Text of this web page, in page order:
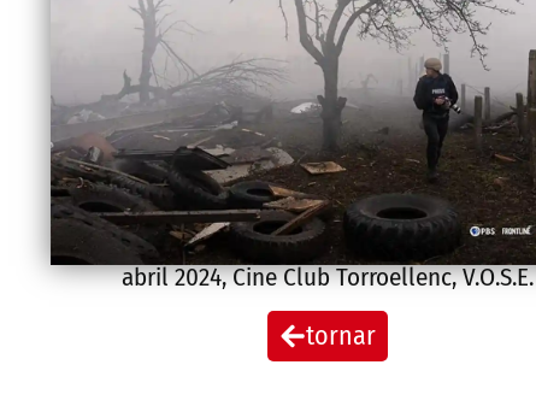
abril 2024,Cine Club Torroellenc,V.O.S.E.
tornar